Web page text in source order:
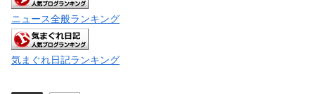
ニュース全般ランキング
気まぐれ日記ランキング